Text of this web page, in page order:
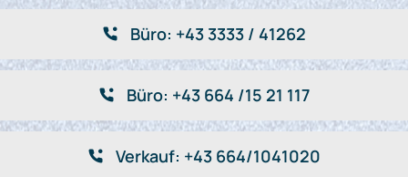
Büro: +43 3333 / 41262
Büro: +43 664 /15 21 117
Verkauf: +43 664/1041020